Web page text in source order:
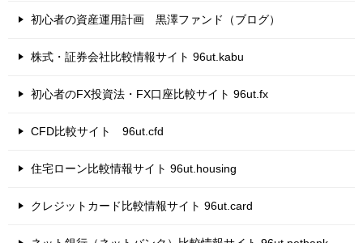
初心者の資産運用計画 黒澤ファンド（ブログ）
株式・証券会社比較情報サイト 96ut.kabu
初心者のFX投資法・FX口座比較サイト 96ut.fx
CFD比較サイト 96ut.cfd
住宅ローン比較情報サイト 96ut.housing
クレジットカード比較情報サイト 96ut.card